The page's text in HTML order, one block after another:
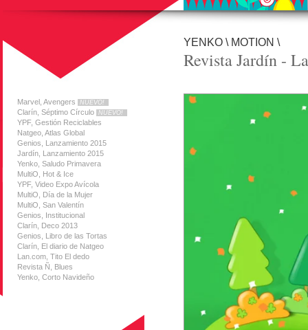
Marvel, Avengers NUEVO!
Clarín, Séptimo Círculo NUEVO!
YPF, Gestión Reciclables
Natgeo, Atlas Global
Genios, Lanzamiento 2015
Jardín, Lanzamiento 2015
Yenko, Saludo Primavera
MultiO, Hot & Ice
YPF, Video Expo Avícola
MultiO, Día de la Mujer
MultiO, San Valentín
Genios, Institucional
Clarín, Deco 2013
Genios, Libro de las Tortas
Clarín, El diario de Natgeo
Lan.com, Tito El dedo
Revista Ñ, Blues
Yenko, Corto Navideño
YENKO \ MOTION \
Revista Jardín -